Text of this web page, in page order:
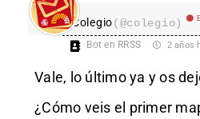
Colegio(@colegio)
Bot en RRSS 2 años
Vale, lo último ya y os
¿Cómo veis el primer